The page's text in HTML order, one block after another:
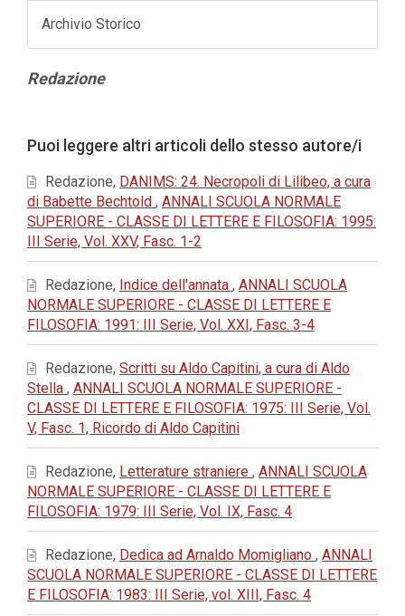
Archivio Storico
Contenuto
Redazione
dell'articolo
Puoi leggere altri articoli dello stesso autore/i
Redazione, DANIMS: 24. Necropoli di Lilibeo, a cura
di Babette Bechtold , ANNALI SCUOLA NORMALE
SUPERIORE - CLASSE DI LETTERE E FILOSOFIA: 1995:
III Serie, Vol. XXV, Fasc. 1-2
Redazione, Indice dell'annata , ANNALI SCUOLA
NORMALE SUPERIORE - CLASSE DI LETTERE E
FILOSOFIA: 1991: III Serie, Vol. XXI, Fasc. 3-4
Redazione, Scritti su Aldo Capitini, a cura di Aldo
Stella , ANNALI SCUOLA NORMALE SUPERIORE -
CLASSE DI LETTERE E FILOSOFIA: 1975: III Serie, Vol.
V, Fasc. 1, Ricordo di Aldo Capitini
Redazione, Letterature straniere , ANNALI SCUOLA
NORMALE SUPERIORE - CLASSE DI LETTERE E
FILOSOFIA: 1979: III Serie, Vol. IX, Fasc. 4
Redazione, Dedica ad Arnaldo Momigliano , ANNALI
SCUOLA NORMALE SUPERIORE - CLASSE DI LETTERE
E FILOSOFIA: 1983: III Serie, vol. XIII, Fasc. 4